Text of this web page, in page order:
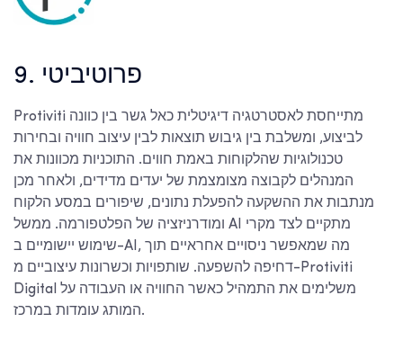
9. פרוטיביטי
Protiviti מתייחסת לאסטרטגיה דיגיטלית כאל גשר בין כוונה
לביצוע, ומשלבת בין גיבוש תוצאות לבין עיצוב חוויה ובחירות
טכנולוגיות שהלקוחות באמת חווים. התוכניות מכוונות את
המנהלים לקבוצה מצומצמת של יעדים מדידים, ולאחר מכן
מנתבות את ההשקעה להפעלת נתונים, שיפורים במסע הלקוח
ומודרניזציה של הפלטפורמה. ממשל AI מתקיים לצד מקרי
שימוש יישומיים ב-AI, מה שמאפשר ניסויים אחראיים תוך
דחיפה להשפעה. שותפויות וכשרונות עיצוביים מ-Protiviti
Digital משלימים את התמהיל כאשר החוויה או העבודה על
המותג עומדות במרכז.